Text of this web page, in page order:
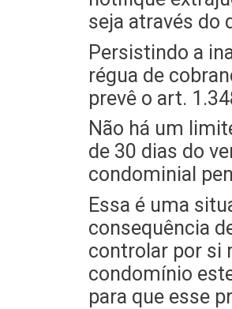
seja através do
Persistindo a
régua de
prevê o art.
Não há um
de 30 dias do
condominial
Essa é uma
consequência
controlar por si
condomínio
para que esse